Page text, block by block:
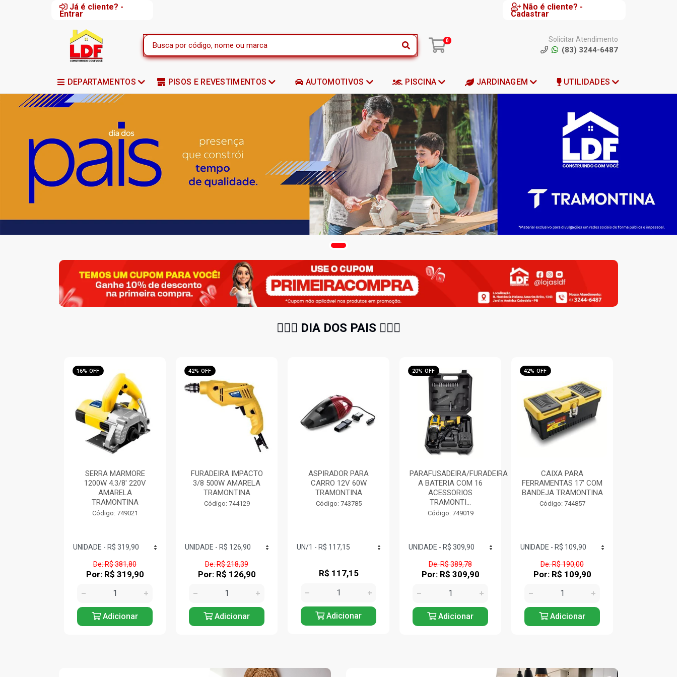
Já é cliente? -
Entrar
Não é cliente? -
Cadastrar
0 Solicitar Atendimento
(83) 3244-6487
DEPARTAMENTOS PISOS E REVESTIMENTOS AUTOMOTIVOS PISCINA JARDINAGEM UTILIDADES
🧔🏻‍♂️ DIA DOS PAIS 🧔🏻‍♂️
16% OFF
SERRA MARMORE
1200W 4.3/8' 220V
AMARELA
TRAMONTINA
Código: 749021
De: R$ 381,80
Por: R$ 319,90
Adicionar
42% OFF
FURADEIRA IMPACTO
3/8 500W AMARELA
TRAMONTINA
Código: 744129
De: R$ 218,39
Por: R$ 126,90
Adicionar
ASPIRADOR PARA
CARRO 12V 60W
TRAMONTINA
Código: 743785
R$ 117,15
Adicionar
20% OFF
PARAFUSADEIRA/FURADEIRA
A BATERIA COM 16
ACESSORIOS
TRAMONTI...
Código: 749019
De: R$ 389,78
Por: R$ 309,90
Adicionar
42% OFF
CAIXA PARA
FERRAMENTAS 17' COM
BANDEJA TRAMONTINA
Código: 744857
De: R$ 190,00
Por: R$ 109,90
Adicionar